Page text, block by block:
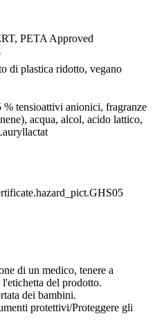
PETA Approved
di plastica ridotto, vegano
tensioattivi anionici, fragranze
acqua, alcol, acido lattico,
di un medico, tenere a
del prodotto.
dei bambini.
protettivi/Proteggere gli